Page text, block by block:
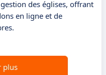
des églises, offrant
en ligne et de
plus